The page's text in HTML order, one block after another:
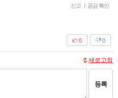
신고 공감 확인
0
0
새로고침
등록